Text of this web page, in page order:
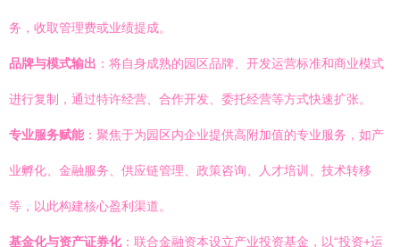
务，收取管理费或业绩提成。
品牌与模式输出 ：将自身成熟的园区品牌、开发运营标准和商业模式
进行复制，通过特许经营、合作开发、委托经营等方式快速扩张。
专业服务赋能：聚焦于为园区内企业提供高附加值的专业服务，如产
业孵化、金融服务、供应链管理、政策咨询、人才培训、技术转移
等，以此构建核心盈利渠道。
基金化与资产证券化：联合金融资本设立产业投资基金，以“投资+运